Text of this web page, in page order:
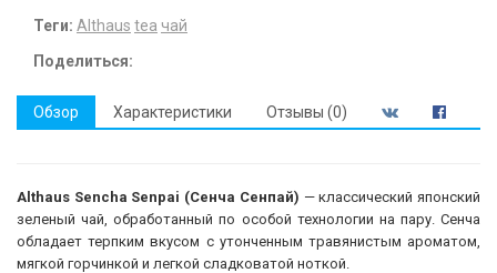
Теги: Althaus tea чай
Поделиться:
Обзор Характеристики Отзывы (0)
Althaus Sencha Senpai (Сенча Сенпай) — классический японский
зеленый чай, обработанный по особой технологии на пару. Сенча
обладает терпким вкусом с утонченным травянистым ароматом,
мягкой горчинкой и легкой сладковатой ноткой.